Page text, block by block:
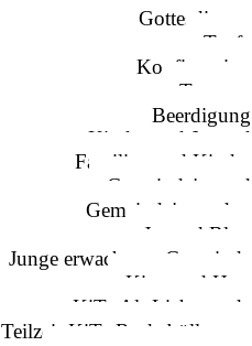
Gottesdienste
Taufe
Konfirmation
Trauung
Beerdigung
Kinder und Jugend
Familien und Kinder
Gemeindejugend
Gemeindejugendrat
Jugend Blog
Junge erwachsene Gemeinde
Kitas und Hort
KiTa Alt-Lichtenrade
Teilzeit-KiTa Rackebüllerweg